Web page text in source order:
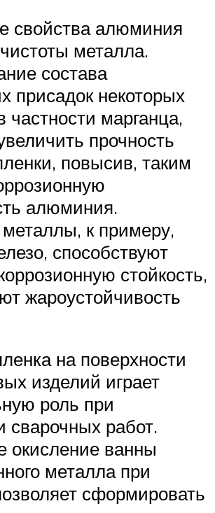
свойства алюминия
металла.
состава
присадок некоторых
частности марганца,
прочность
повысив, таким
алюминия.
к примеру,
способствуют
стойкость,
жароустойчивость
на поверхности
изделий играет
роль при
сварочных работ.
окисление ванны
металла при
сформировать